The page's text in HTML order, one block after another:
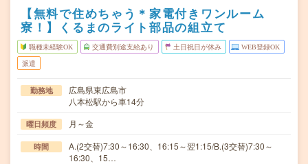
【無料で住めちゃう＊家電付きワンルーム
寮！】くるまのライト部品の組立て
職種未経験OK 交通費別途支給あり 土日祝日が休み WEB登録OK
派遣
勤務地
広島県東広島市
八本松駅から車14分
曜日頻度 月～金
時間
A.(2交替)7:30～16:30、16:15～翌1:15/B.(3交替)7:30～
16:30、15…